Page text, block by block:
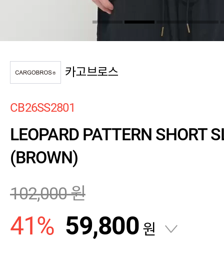
카고브로스
CB26SS2801
LEOPARD PATTERN SHORT
(BROWN)
102,000원
41% 59,800 원